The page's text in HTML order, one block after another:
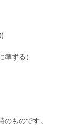
準ずる）
ものです。